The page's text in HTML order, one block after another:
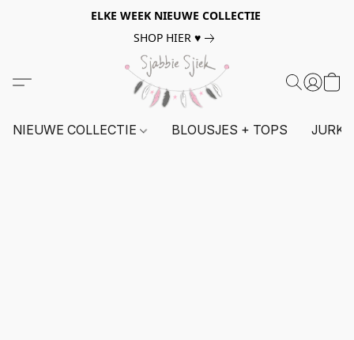
ELKE WEEK NIEUWE COLLECTIE
SHOP HIER ♥
NIEUWE COLLECTIE BLOUSJES + TOPS